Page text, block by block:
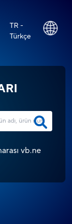
TR -
Türkçe
vb.ne